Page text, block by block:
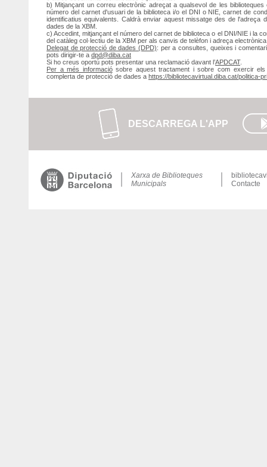
b) Mitjançant un correu electrònic adreçat a qualsevol de les
número del carnet d'usuari de la biblioteca i/o el DNI o NIE, carnet de
identificatius equivalents. Caldrà enviar aquest missatge des de
dades de la XBM.
c) Accedint, mitjançant el número del carnet de biblioteca o el DNI/NIE i la
del catàleg col·lectiu de la XBM per als canvis de telèfon i adreça
Delegat de protecció de dades (DPD): per a consultes, queixes i
pots dirigir-te a dpd@diba.cat
Si ho creus oportú pots presentar una reclamació davant l’APDCAT.
Per a més informaciósobre aquest tractament i sobre com exercir
complerta de protecció de dades a https://bibliotecavirtual.diba.cat/politica-
DESCARREGA L'APP
Xarxa de Biblioteques
Municipals
Contacte